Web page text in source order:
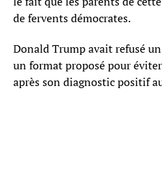
de fervents démocrates.
Donald Trump avait refusé
un format proposé pour
après son diagnostic positif